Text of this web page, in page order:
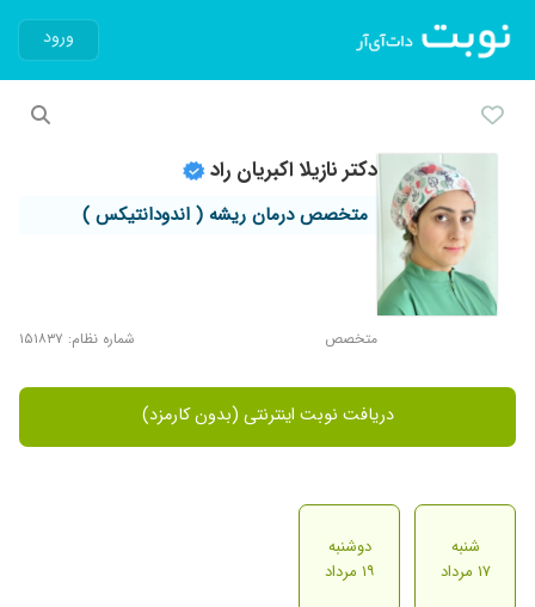
ورود
دکتر نازیلا اکبریان راد
متخصص درمان ریشه ( اندودانتیکس )
متخصص شماره نظام: ۱۵۱۸۳۷
دریافت نوبت اینترنتی (بدون کارمزد)
شنبه
۱۷ مرداد
دوشنبه
۱۹ مرداد